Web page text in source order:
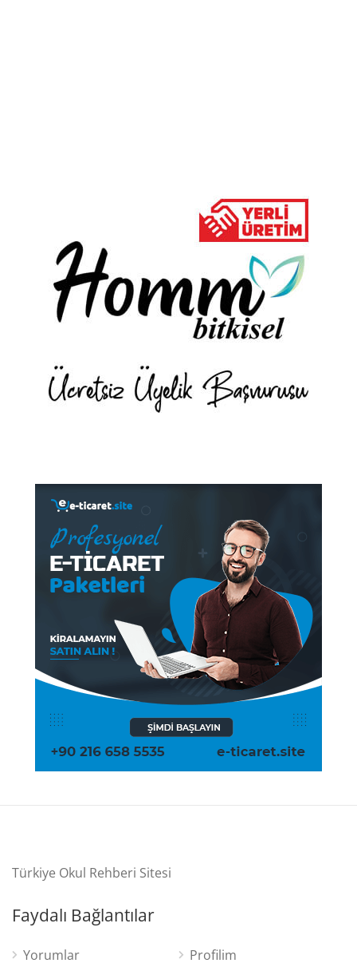
Türkiye Okul Rehberi Sitesi
Faydalı Bağlantılar
Yorumlar Profilim